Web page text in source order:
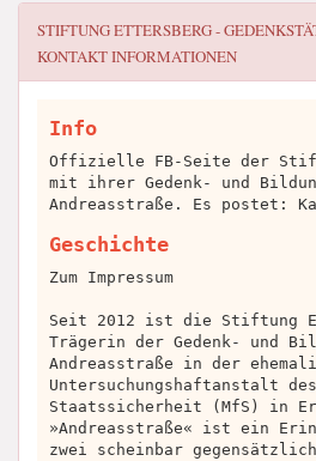
STIFTUNG ETTERSBERG -
KONTAKT INFORMATIONEN
Info
Offizielle FB-Seite der
mit ihrer Gedenk- und
Andreasstraße. Es postet:
Geschichte
Zum Impressum
Seit 2012 ist die Stiftung
Trägerin der Gedenk- und
Andreasstraße in der
Untersuchungshaftanstalt
Staatssicherheit (MfS) in
»Andreasstraße« ist ein
zwei scheinbar